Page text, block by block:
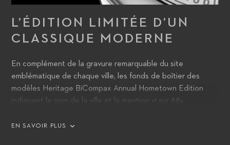
L’ÉDITION LIMITÉE D’UN
CLASSIQUE MODERNE
En complément de la gravure remarquable du site
emblématique de chaque ville, les fonds de boîtier des
modèles Heritage BiCompax Annual Hometown Edition
indiquent le nom de la ville et la mention «1 sur 88».
EN SAVOIR PLUS